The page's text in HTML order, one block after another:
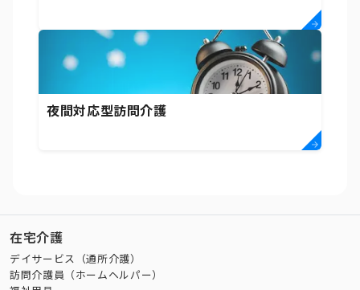
夜間対応型訪問介護
在宅介護
デイサービス（通所介護）
訪問介護員（ホームヘルパー）